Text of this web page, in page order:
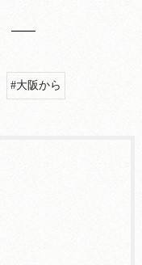
#大阪から